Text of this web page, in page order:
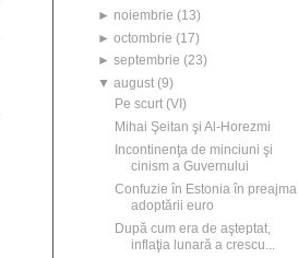
► noiembrie (13)
►octombrie (17)
►septembrie (23)
▼august (9)
Pe scurt (VI)
Mihai Şeitan şi Al-Horezmi
Incontinenţa de minciuni şi
cinism a Guvernului
Confuzie în Estonia în preajma
adoptării euro
După cum era de aşteptat,
inflaţia lunară a crescu...